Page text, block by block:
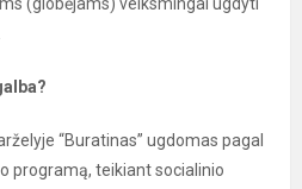
“Buratinas” ugdomas pagal
programą, teikiant socialinio